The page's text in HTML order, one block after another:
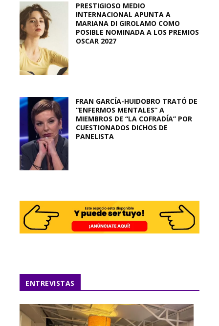
PRESTIGIOSO MEDIO
INTERNACIONAL APUNTA A
MARIANA DI GIROLAMO COMO
POSIBLE NOMINADA A LOS PREMIOS
OSCAR 2027
FRAN GARCÍA-HUIDOBRO TRATÓ DE
“ENFERMOS MENTALES” A
MIEMBROS DE “LA COFRADÍA” POR
CUESTIONADOS DICHOS DE
PANELISTA
ENTREVISTAS